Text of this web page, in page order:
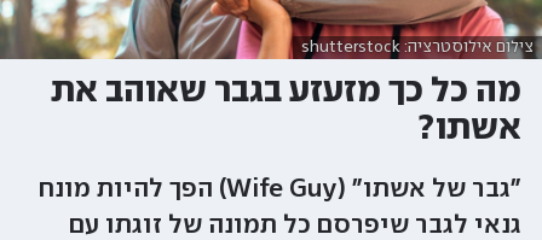
צילום אילוסטרציה: shutterstock
מה כל כך מזעזע בגבר שאוהב את
אשתו?
"גבר של אשתו" (Wife Guy) הפך להיות מונח
גנאי לגבר שיפרסם כל תמונה של זוגתו עם